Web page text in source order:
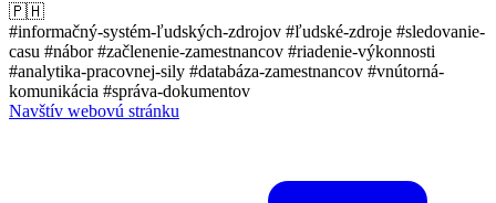
🇵🇭
#informačný-systém-ľudských-zdrojov #ľudské-zdroje #sledovanie-
casu #nábor#začlenenie-zamestnancov #riadenie-výkonnosti
#analytika-pracovnej-sily #databáza-zamestnancov #vnútorná-
komunikácia #správa-dokumentov
Navštív webovú stránku